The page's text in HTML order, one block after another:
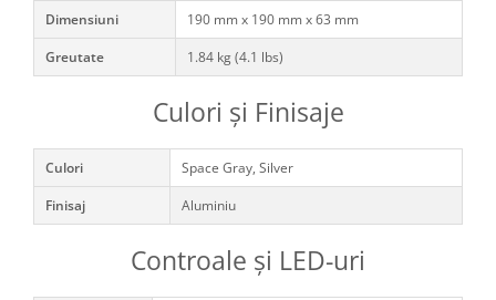
Dimensiuni 190 mm x 190 mm x 63 mm
Greutate 1.84 kg (4.1 lbs)
Culori și Finisaje
Culori Space Gray, Silver
Finisaj Aluminiu
Controale și LED-uri